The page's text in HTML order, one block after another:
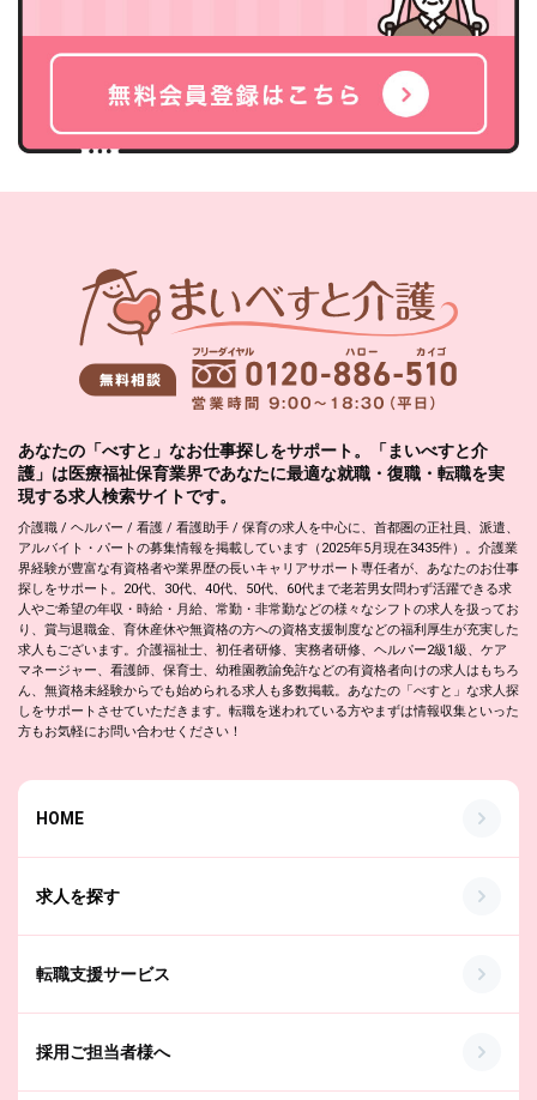
あなたの「べすと」なお仕事探しをサポート。「まいべすと介
護」は医療福祉保育業界であなたに最適な就職・復職・転職を実
現する求人検索サイトです。
介護職 / ヘルパー / 看護 / 看護助手 / 保育の求人を中心に、首都圏の正社員、派遣、
アルバイト・パートの募集情報を掲載しています（2025年5月現在3435件）。介護業
界経験が豊富な有資格者や業界歴の長いキャリアサポート専任者が、あなたのお仕事
探しをサポート。20代、30代、40代、50代、60代まで老若男女問わず活躍できる求
人やご希望の年収・時給・月給、常勤・非常勤などの様々なシフトの求人を扱ってお
り、賞与退職金、育休産休や無資格の方への資格支援制度などの福利厚生が充実した
求人もございます。介護福祉士、初任者研修、実務者研修、ヘルパー2級1級、ケア
マネージャー、看護師、保育士、幼稚園教諭免許などの有資格者向けの求人はもちろ
ん、無資格未経験からでも始められる求人も多数掲載。あなたの「べすと」な求人探
しをサポートさせていただきます。転職を迷われている方やまずは情報収集といった
方もお気軽にお問い合わせください！
HOME
求人を探す
転職支援サービス
採用ご担当者様へ